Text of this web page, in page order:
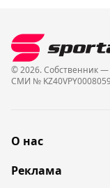
© 2026. Собственник
СМИ №
О нас
Реклама